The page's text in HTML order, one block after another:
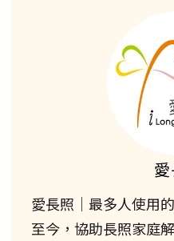
愛長照｜最多人使用
至今，協助長照家庭